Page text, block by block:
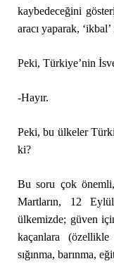
kaybedeceğini
aracı yaparak,
Peki, Türkiye’nin
-Hayır.
Peki, bu ülkeler
ki?
Bu soru çok
Martların, 12
ülkemizde; güven
kaçanlara (özellikle
sığınma, barınma,